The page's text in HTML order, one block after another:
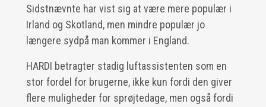
Sidstnævnte har vist sig at være mere populær i
Irland og Skotland, men mindre populær jo
længere sydpå man kommer i England.
HARDI betragter stadig luftassistenten som en
stor fordel for brugerne, ikke kun fordi den giver
flere muligheder for sprøjtedage, men også fordi